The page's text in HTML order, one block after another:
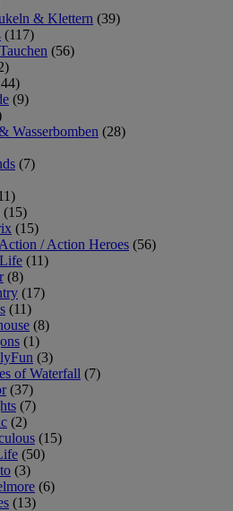
& Klettern (39)
(117)
(56)
(9)
Wasserbomben (28)
(7)
(15)
(15)
/ Action Heroes (56)
(11)
(8)
(17)
(11)
(8)
(1)
(3)
of Waterfall (7)
(37)
(7)
(2)
(15)
(50)
(3)
(6)
(13)